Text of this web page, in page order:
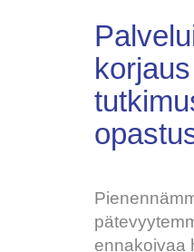
ennakoivaa